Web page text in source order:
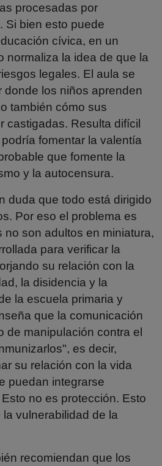
procesadas por
Si bien esto puede
cívica, en un
normaliza la idea de que la
legales. El aula se
donde los niños aprenden
también cómo sus
castigadas. Resulta difícil
fomentar la valentía
que fomente la
y la autocensura.
duda que todo está dirigido
Por eso el problema es
no son adultos en miniatura,
para verificar la
su relación con la
la disidencia y la
la escuela primaria y
que la comunicación
de manipulación contra el
es decir,
su relación con la vida
puedan integrarse
no es protección. Esto
vulnerabilidad de la
recomiendan que los